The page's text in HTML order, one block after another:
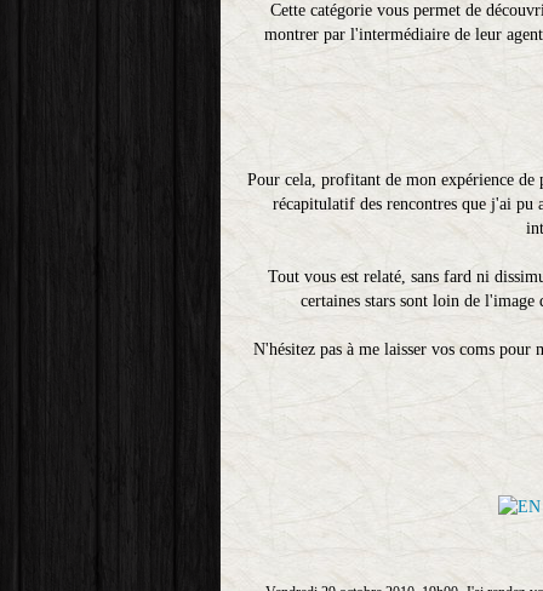
Cette catégorie vous permet de
montrer par l'intermédiaire de leur
Pour cela, profitant de mon expérience de
récapitulatif des rencontres que j'ai pu
Tout vous est relaté, sans fard ni
certaines stars sont loin de
N'hésitez pas à me laisser vos coms